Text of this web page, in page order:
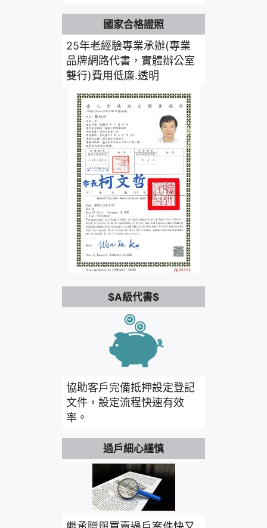
國家合格證照
25年老經驗專業承辦(專業
品牌網路代書，實體辦公室
雙行)費用低廉.透明
$A級代書$
協助客戶完備抵押設定登記
文件，設定流程快速有效
率。
過戶細心謹慎